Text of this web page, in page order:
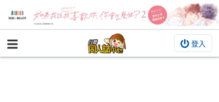
登入
BOOKY書集倉庫